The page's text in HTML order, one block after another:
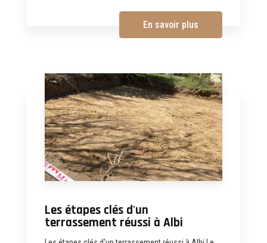
En savoir plus
Les étapes clés d'un
terrassement réussi à Albi